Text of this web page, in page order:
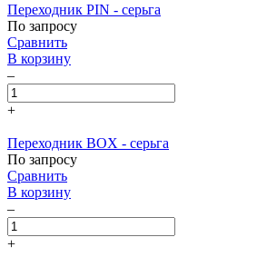
Переходник PIN - серьга
По запросу
Сравнить
В корзину
–
+
Переходник BOX - серьга
По запросу
Сравнить
В корзину
–
+